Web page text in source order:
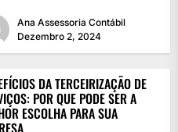
Ana Assessoria Contábil
Dezembro 2, 2024
DA TERCEIRIZAÇÃO DE
POR QUE PODE SER A
ESCOLHA PARA SUA